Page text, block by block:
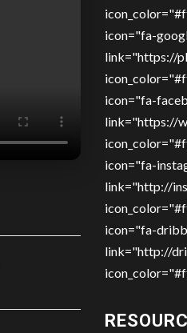
icon="fa-
link="https://
icon="fa-
link="https://
icon="fa-
link="http://
icon="fa-
link="http://